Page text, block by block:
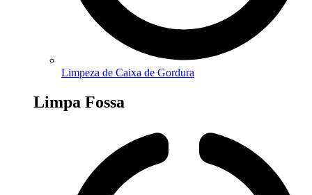
Limpeza de Caixa de Gordura
Limpa Fossa